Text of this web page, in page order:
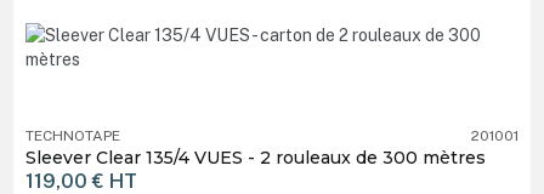
TECHNOTAPE 201001
Sleever Clear 135/4 VUES - 2 rouleaux de 300 mètres
119,00 € HT